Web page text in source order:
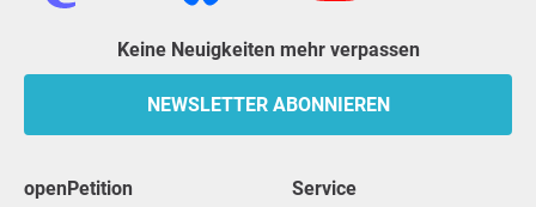
Keine Neuigkeiten mehr verpassen
NEWSLETTER ABONNIEREN
openPetition
Service